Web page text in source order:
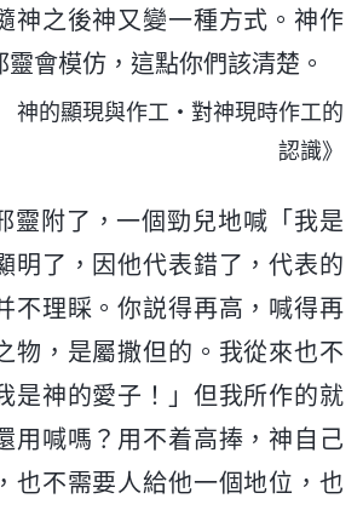
神之後神又變一種方式。神作
會模仿，這點你們該清楚。
的顯現與作工・對神現時作工的
認識》
靈附了，一個勁兒地喊「我是
明了，因他代表錯了，代表的
不理睬。你説得再高，喊得再
物，是屬撒但的。我從來也不
是神的愛子！」但我所作的就
用喊嗎？用不着高捧，神自己
也不需要人給他一個地位，也